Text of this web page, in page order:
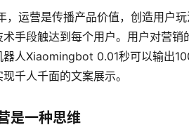
，运营是传播产品价值，创造用户
术手段触达到每个用户。用户对营销
器人Xiaomingbot 0.01秒可以输出
千人千面的文案展示。
是一种思维